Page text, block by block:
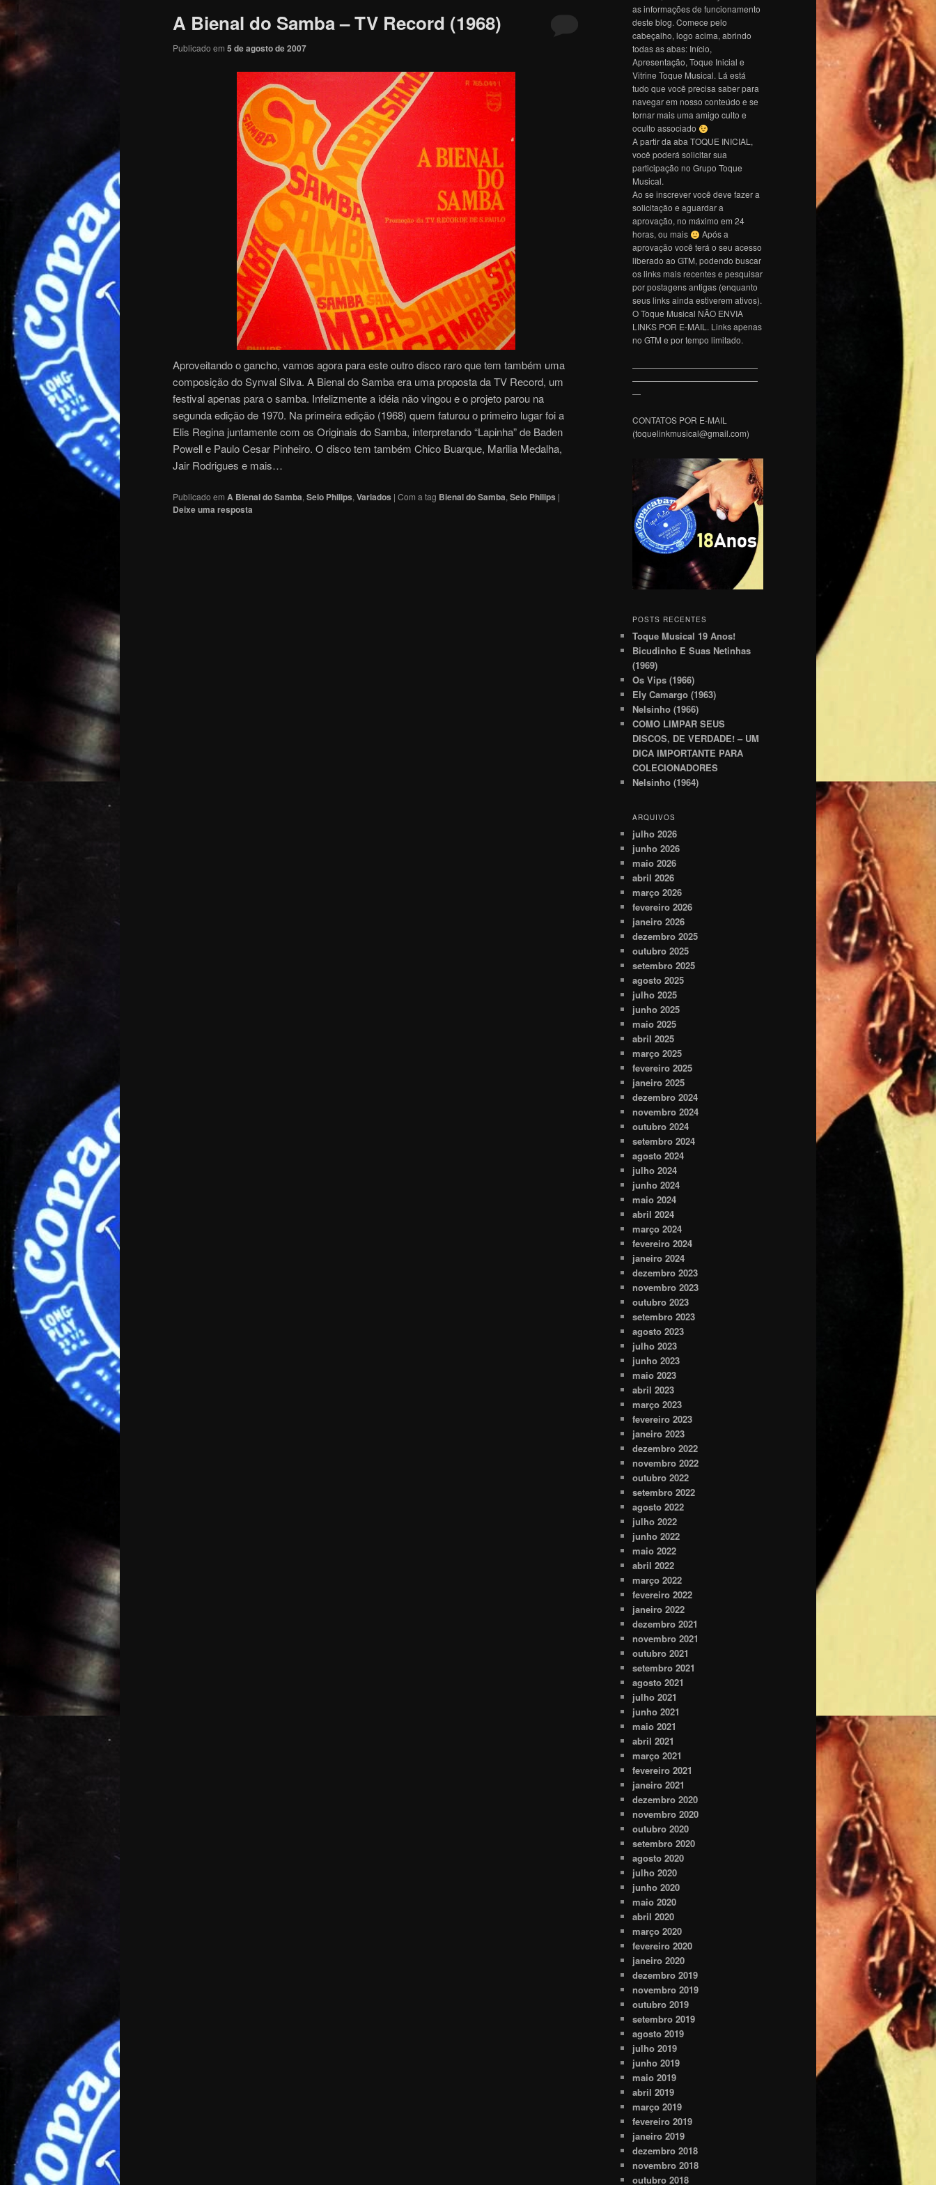
A Bienal do Samba – TV Record (1968)
Publicado em 5 de agosto de 2007
Aproveitando o gancho, vamos agora para este outro disco raro que tem também uma
composição do Synval Silva. A Bienal do Samba era uma proposta da TV Record, um
festival apenas para o samba. Infelizmente a idéia não vingou e o projeto parou na
segunda edição de 1970. Na primeira edição (1968) quem faturou o primeiro lugar foi a
Elis Regina juntamente com os Originais do Samba, interpretando “Lapinha” de Baden
Powell e Paulo Cesar Pinheiro. O disco tem também Chico Buarque, Marilia Medalha,
Jair Rodrigues e mais…
Publicado em A Bienal do Samba, Selo Philips, Variados | Com a tag Bienal do Samba, Selo Philips |
Deixe uma resposta
as informações de funcionamento
deste blog. Comece pelo
cabeçalho, logo acima, abrindo
todas as abas: Início,
Apresentação, Toque Inicial e
Vitrine Toque Musical. Lá está
tudo que você precisa saber para
navegar em nosso conteúdo e se
tornar mais uma amigo culto e
oculto associado
A partir da aba TOQUE INICIAL,
você poderá solicitar sua
participação no Grupo Toque
Musical.
Ao se inscrever você deve fazer a
solicitação e aguardar a
aprovação, no máximo em 24
horas, ou mais
Após a
aprovação você terá o seu acesso
liberado ao GTM, podendo buscar
os links mais recentes e pesquisar
por postagens antigas (enquanto
seus links ainda estiverem ativos).
O Toque Musical NÃO ENVIA
LINKS POR E-MAIL. Links apenas
no GTM e por tempo limitado.
———————————————
———————————————
—
CONTATOS POR E-MAIL
(toquelinkmusical@gmail.com)
POSTS RECENTES
Toque Musical 19 Anos!
Bicudinho E Suas Netinhas
(1969)
Os Vips (1966)
Ely Camargo (1963)
Nelsinho (1966)
COMO LIMPAR SEUS
DISCOS, DE VERDADE! – UM
DICA IMPORTANTE PARA
COLECIONADORES
Nelsinho (1964)
ARQUIVOS
julho 2026
junho 2026
maio 2026
abril 2026
março 2026
fevereiro 2026
janeiro 2026
dezembro 2025
outubro 2025
setembro 2025
agosto 2025
julho 2025
junho 2025
maio 2025
abril 2025
março 2025
fevereiro 2025
janeiro 2025
dezembro 2024
novembro 2024
outubro 2024
setembro 2024
agosto 2024
julho 2024
junho 2024
maio 2024
abril 2024
março 2024
fevereiro 2024
janeiro 2024
dezembro 2023
novembro 2023
outubro 2023
setembro 2023
agosto 2023
julho 2023
junho 2023
maio 2023
abril 2023
março 2023
fevereiro 2023
janeiro 2023
dezembro 2022
novembro 2022
outubro 2022
setembro 2022
agosto 2022
julho 2022
junho 2022
maio 2022
abril 2022
março 2022
fevereiro 2022
janeiro 2022
dezembro 2021
novembro 2021
outubro 2021
setembro 2021
agosto 2021
julho 2021
junho 2021
maio 2021
abril 2021
março 2021
fevereiro 2021
janeiro 2021
dezembro 2020
novembro 2020
outubro 2020
setembro 2020
agosto 2020
julho 2020
junho 2020
maio 2020
abril 2020
março 2020
fevereiro 2020
janeiro 2020
dezembro 2019
novembro 2019
outubro 2019
setembro 2019
agosto 2019
julho 2019
junho 2019
maio 2019
abril 2019
março 2019
fevereiro 2019
janeiro 2019
dezembro 2018
novembro 2018
outubro 2018